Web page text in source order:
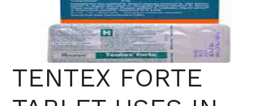
TENTEX FORTE